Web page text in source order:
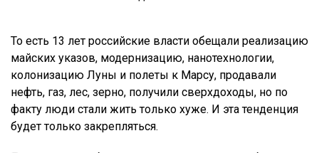
То есть 13 лет российские власти обещали реализацию
майских указов, модернизацию, нанотехнологии,
колонизацию Луны и полеты к Марсу, продавали
нефть, газ, лес, зерно, получили сверхдоходы, но по
факту люди стали жить только хуже. И эта тенденция
будет только закрепляться.